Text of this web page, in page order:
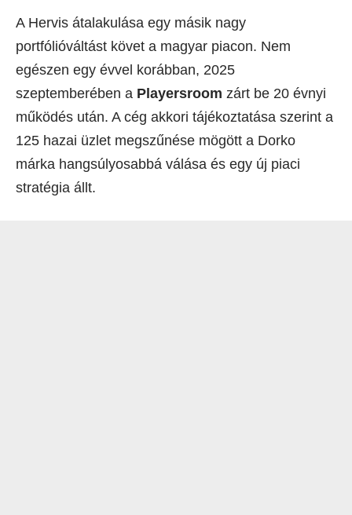
A Hervis átalakulása egy másik nagy
portfólióváltást követ a magyar piacon. Nem
egészen egy évvel korábban, 2025
szeptemberében a Playersroom zárt be 20 évnyi
működés után. A cég akkori tájékoztatása szerint a
125 hazai üzlet megszűnése mögött a Dorko
márka hangsúlyosabbá válása és egy új piaci
stratégia állt.